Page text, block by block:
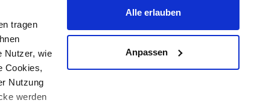
tragen
Nutzer, wie
Cookies,
Nutzung
werden
Alle erlauben
Anpassen
Supply Chain Due Diligence